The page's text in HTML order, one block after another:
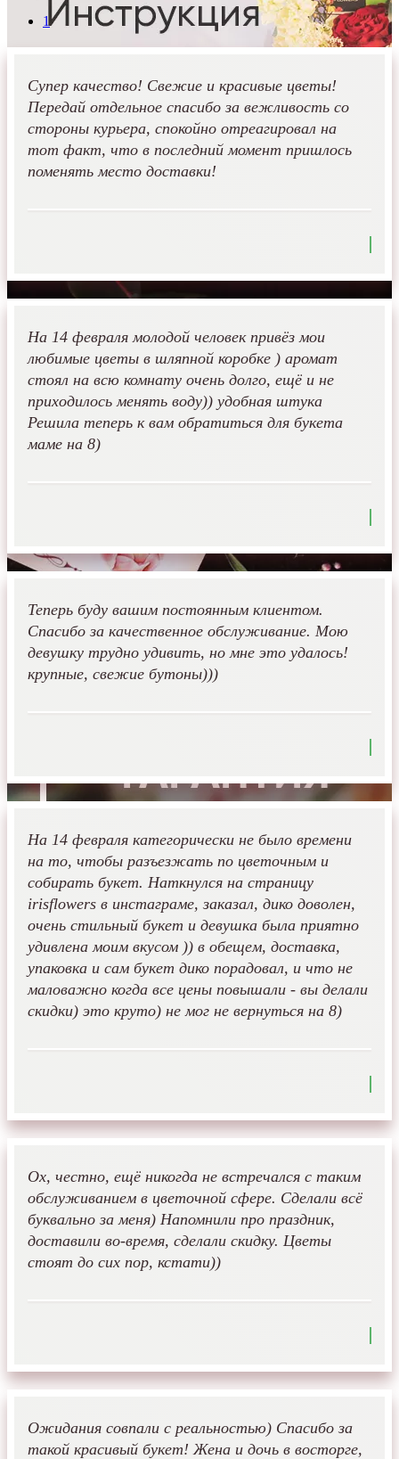
1
Супер качество! Свежие и красивые цветы!
Передай отдельное спасибо за вежливость со
стороны курьера, спокойно отреагировал на
тот факт, что в последний момент пришлось
поменять место доставки!
На 14 февраля молодой человек привёз мои
любимые цветы в шляпной коробке ) аромат
стоял на всю комнату очень долго, ещё и не
приходилось менять воду)) удобная штука
Решила теперь к вам обратиться для букета
маме на 8)
Теперь буду вашим постоянным клиентом.
Спасибо за качественное обслуживание. Мою
девушку трудно удивить, но мне это удалось!
крупные, свежие бутоны)))
На 14 февраля категорически не было времени
на то, чтобы разъезжать по цветочным и
собирать букет. Наткнулся на страницу
irisflowers в инстаграме, заказал, дико доволен,
очень стильный букет и девушка была приятно
удивлена моим вкусом )) в обещем, доставка,
упаковка и сам букет дико порадовал, и что не
маловажно когда все цены повышали - вы делали
скидки) это круто) не мог не вернуться на 8)
Ох, честно, ещё никогда не встречался с таким
обслуживанием в цветочной сфере. Сделали всё
буквально за меня) Напомнили про праздник,
доставили во-время, сделали скидку. Цветы
стоят до сих пор, кстати))
Ожидания совпали с реальностью) Спасибо за
такой красивый букет! Жена и дочь в восторге,